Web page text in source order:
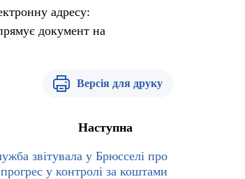
адресу:
документ на
Версія для друку
Наступна
звітувала у Брюсселі про
у контролі за коштами